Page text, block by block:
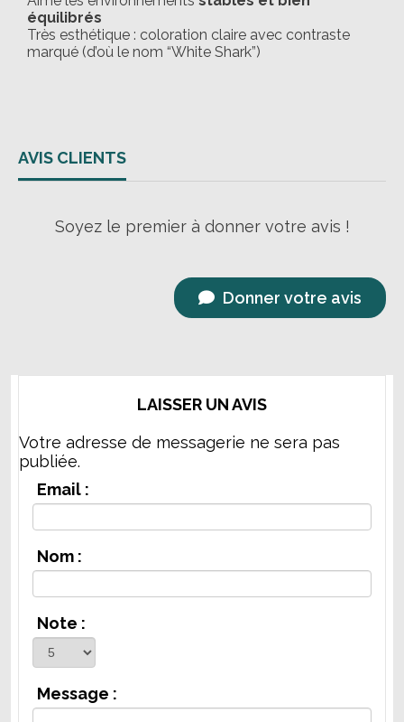
équilibrés
Très esthétique : coloration claire avec contraste
marqué (d’où le nom “White Shark”)
AVIS CLIENTS
Soyez le premier à donner votre avis !
Donner votre avis
LAISSER UN AVIS
Votre adresse de messagerie ne sera pas
publiée.
Email :
Nom :
Note :
Message :